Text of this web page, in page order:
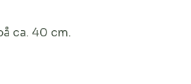
ca. 40 cm.